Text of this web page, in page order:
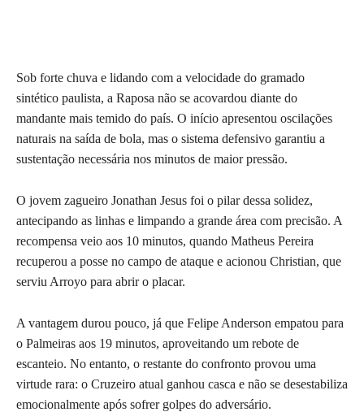
Sob forte chuva e lidando com a velocidade do gramado
sintético paulista, a Raposa não se acovardou diante do
mandante mais temido do país. O início apresentou oscilações
naturais na saída de bola, mas o sistema defensivo garantiu a
sustentação necessária nos minutos de maior pressão.
O jovem zagueiro Jonathan Jesus foi o pilar dessa solidez,
antecipando as linhas e limpando a grande área com precisão. A
recompensa veio aos 10 minutos, quando Matheus Pereira
recuperou a posse no campo de ataque e acionou Christian, que
serviu Arroyo para abrir o placar.
A vantagem durou pouco, já que Felipe Anderson empatou para
o Palmeiras aos 19 minutos, aproveitando um rebote de
escanteio. No entanto, o restante do confronto provou uma
virtude rara: o Cruzeiro atual ganhou casca e não se desestabiliza
emocionalmente após sofrer golpes do adversário.